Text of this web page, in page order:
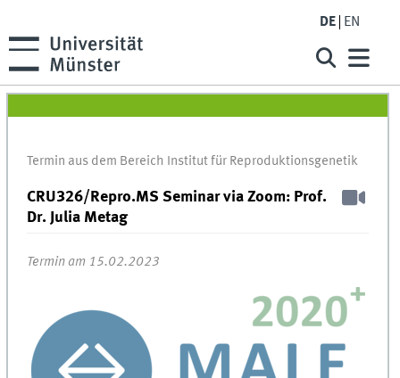
DE EN
Termin aus dem Bereich Institut für Reproduktionsgenetik
CRU326/Repro.MS Seminar via Zoom: Prof.
Dr. Julia Metag
Termin am 15.02.2023